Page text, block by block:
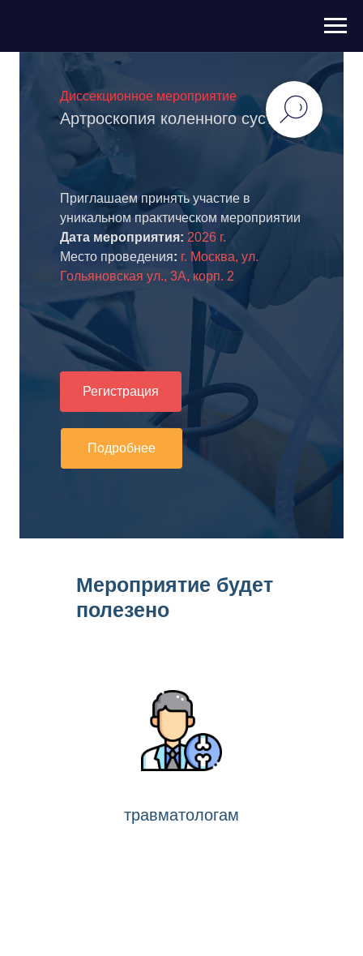
Диссекционное мероприятие
Артроскопия коленного сустава
Приглашаем принять участие в
уникальном практическом мероприятии
Дата мероприятия: 2026 г.
Место проведения: г. Москва, ул.
Гольяновская ул., 3А, корп. 2
Регистрация
Подробнее
Мероприятие будет
полезено
травматологам